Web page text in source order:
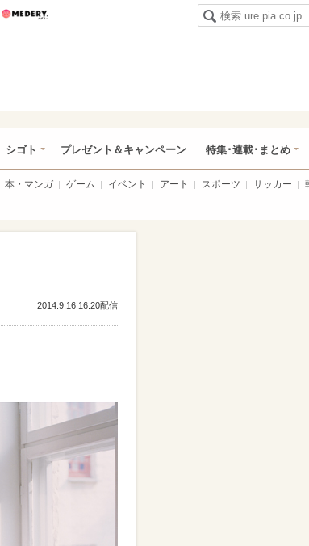
うまい肉
シゴト プレゼント＆キャンペーン 特集･連載･まとめ
本・マンガ ゲーム イベント アート スポーツ サッカー
2014.9.16 16:20配信